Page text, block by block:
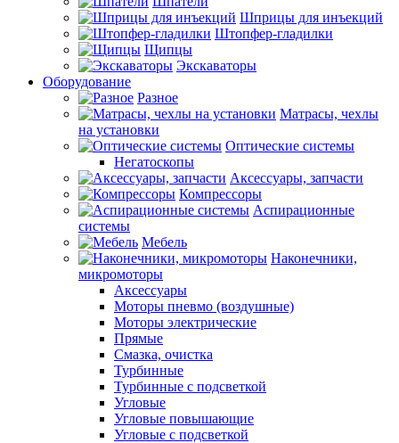
Шприцы для инъекций
Штопфер-гладилки
Щипцы
Экскаваторы
Оборудование
Разное
Матрасы, чехлы
на установки
Оптические системы
Негатоскопы
Аксессуары, запчасти
Компрессоры
Аспирационные
системы
Мебель
Наконечники,
микромоторы
Аксессуары
Моторы пневмо (воздушные)
Моторы электрические
Прямые
Смазка, очистка
Турбинные
Турбинные с подсветкой
Угловые
Угловые повышающие
Угловые с подсветкой